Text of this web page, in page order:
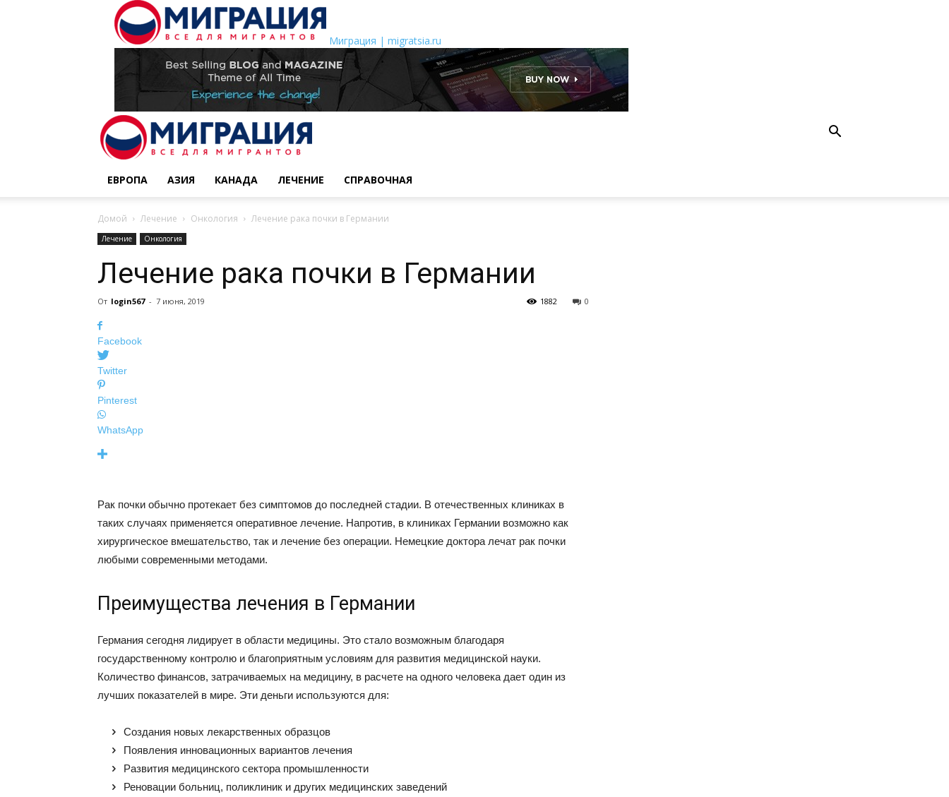
Миграция | migratsia.ru
ЕВРОПА АЗИЯ КАНАДА ЛЕЧЕНИЕ СПРАВОЧНАЯ
Домой Лечение Онкология Лечение рака почки в Германии
Лечение Онкология
Лечение рака почки в Германии
От login567 - 7 июня, 2019 0
1882
Facebook
Twitter
Pinterest
WhatsApp
Рак почки обычно протекает без симптомов до последней стадии. В отечественных клиниках в
таких случаях применяется оперативное лечение. Напротив, в клиниках Германии возможно как
хирургическое вмешательство, так и лечение без операции. Немецкие доктора лечат рак почки
любыми современными методами.
Преимущества лечения в Германии
Германия сегодня лидирует в области медицины. Это стало возможным благодаря
государственному контролю и благоприятным условиям для развития медицинской науки.
Количество финансов, затрачиваемых на медицину, в расчете на одного человека дает один из
лучших показателей в мире. Эти деньги используются для:
Создания новых лекарственных образцов
Появления инновационных вариантов лечения
Развития медицинского сектора промышленности
Реновации больниц, поликлиник и других медицинских заведений